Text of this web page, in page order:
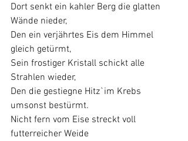
Dort senkt ein kahler Berg die glatten
Wände nieder,
Den ein verjährtes Eis dem Himmel
gleich getürmt,
Sein frostiger Kristall schickt alle
Strahlen wieder,
Den die gestiegne Hitz`im Krebs
umsonst bestürmt.
Nicht fern vom Eise streckt voll
futterreicher Weide